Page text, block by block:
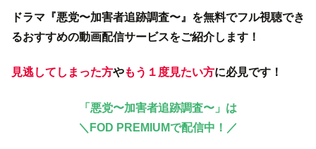
ドラマ『悪党〜加害者追跡調査〜』を無料でフル視聴でき
るおすすめの動画配信サービスをご紹介します！
見逃してしまった方やもう１度見たい方に必見です！
「悪党〜加害者追跡調査〜」は
＼ FOD PREMIUMで配信中！／